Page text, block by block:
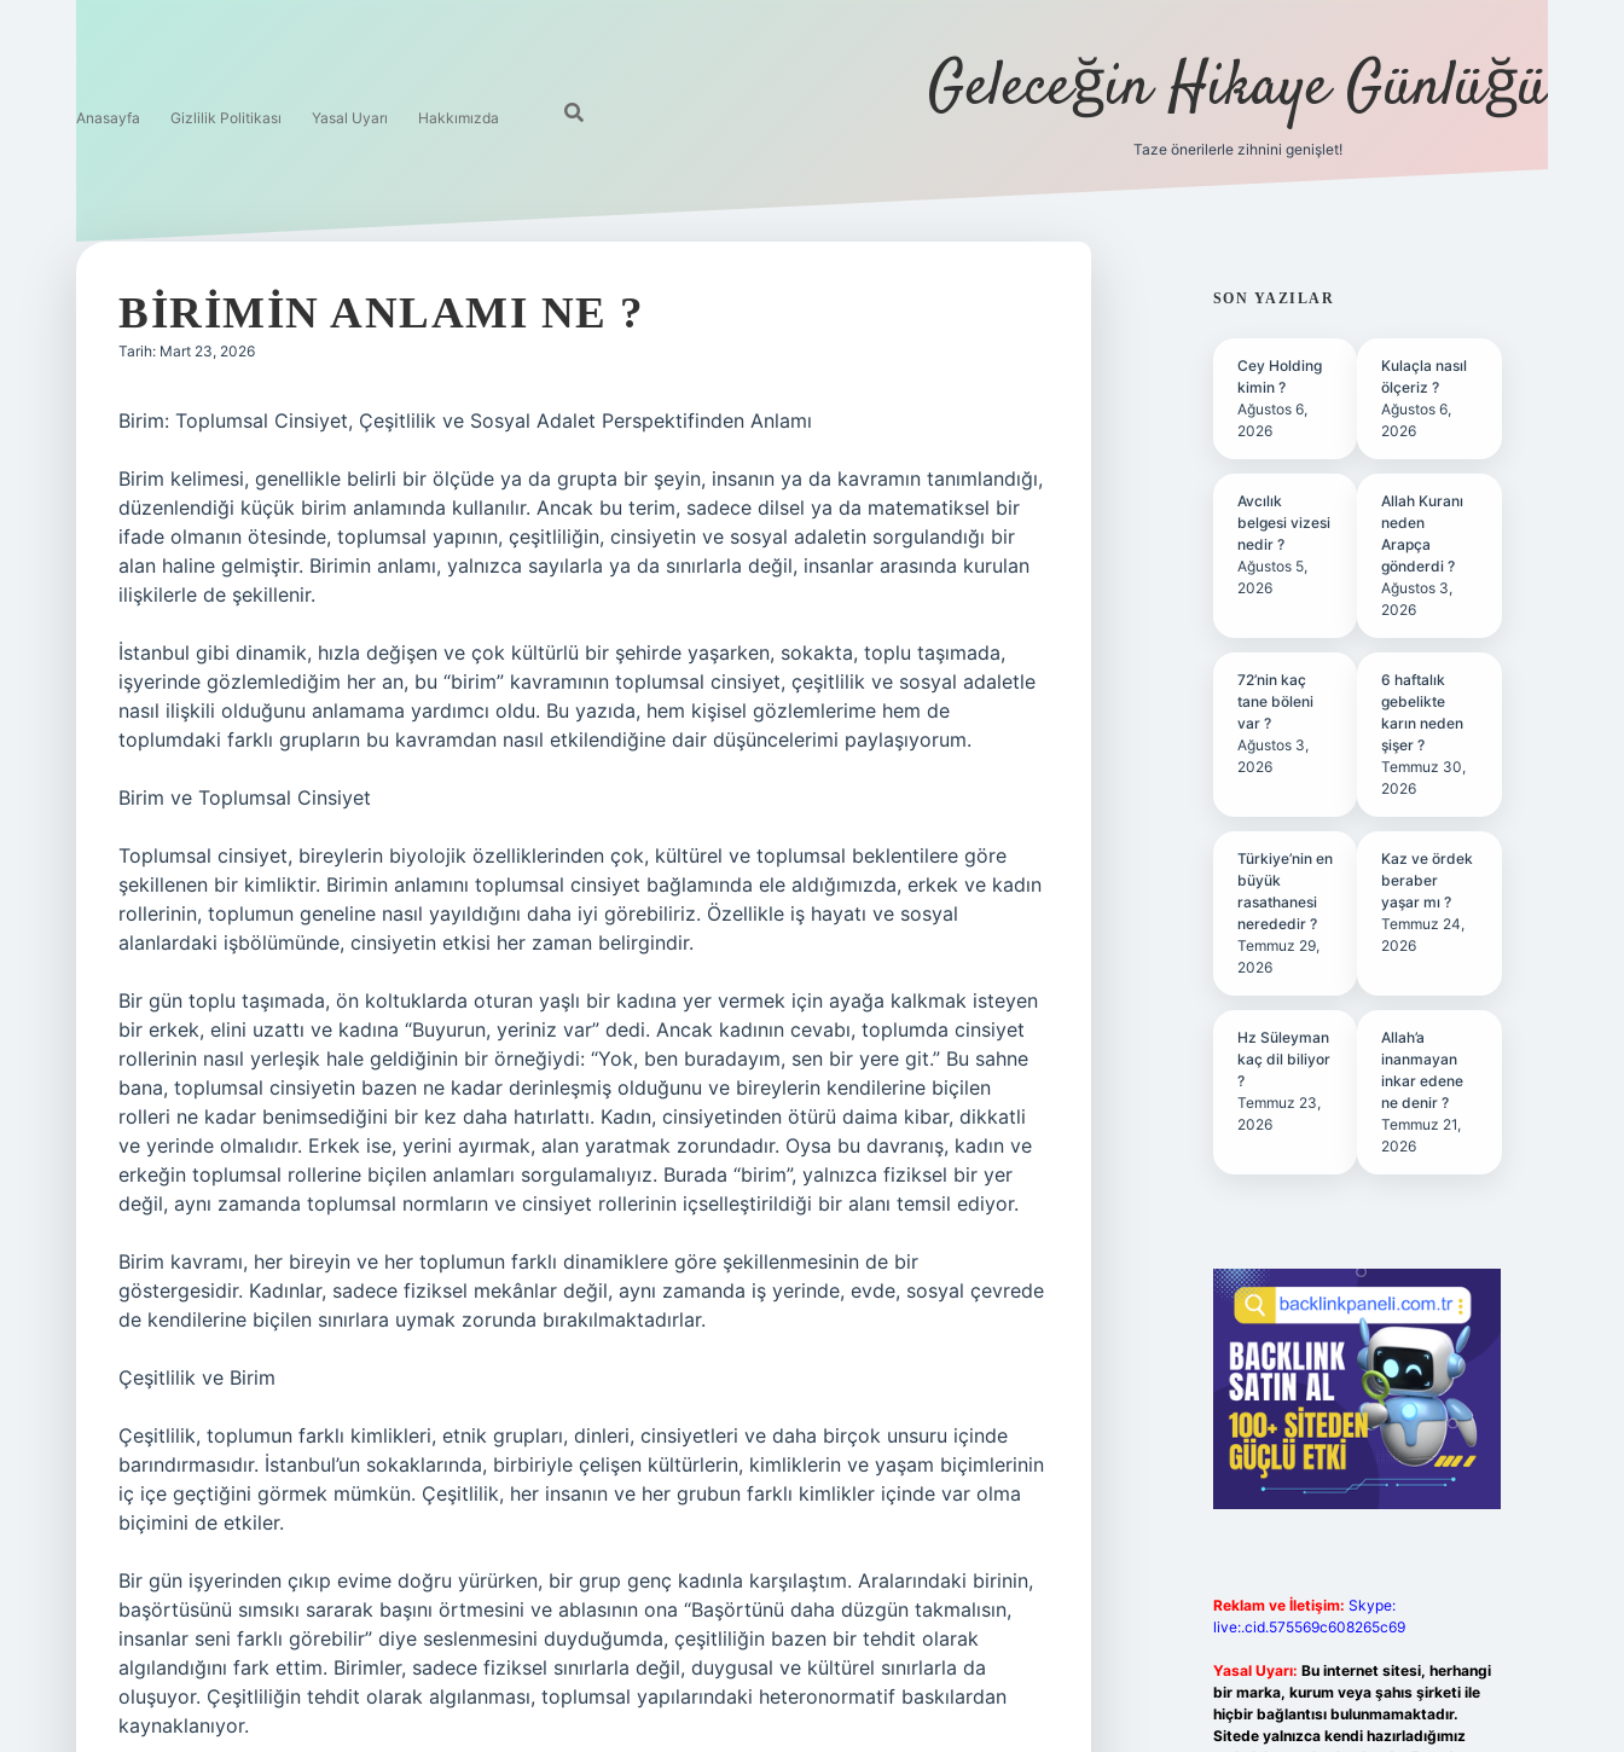
Anasayfa Gizlilik Politikası Yasal Uyarı Hakkımızda Geleceğin Hikaye Günlüğü
Taze önerilerle zihnini genişlet!
BIRIMIN ANLAMI NE ?
Tarih: Mart 23, 2026
Birim: Toplumsal Cinsiyet, Çeşitlilik ve Sosyal Adalet Perspektifinden Anlamı
Birim kelimesi, genellikle belirli bir ölçüde ya da grupta bir şeyin, insanın ya da kavramın tanımlandığı,
düzenlendiği küçük birim anlamında kullanılır. Ancak bu terim, sadece dilsel ya da matematiksel bir
ifade olmanın ötesinde, toplumsal yapının, çeşitliliğin, cinsiyetin ve sosyal adaletin sorgulandığı bir
alan haline gelmiştir. Birimin anlamı, yalnızca sayılarla ya da sınırlarla değil, insanlar arasında kurulan
ilişkilerle de şekillenir.
İstanbul gibi dinamik, hızla değişen ve çok kültürlü bir şehirde yaşarken, sokakta, toplu taşımada,
işyerinde gözlemlediğim her an, bu “birim” kavramının toplumsal cinsiyet, çeşitlilik ve sosyal adaletle
nasıl ilişkili olduğunu anlamama yardımcı oldu. Bu yazıda, hem kişisel gözlemlerime hem de
toplumdaki farklı grupların bu kavramdan nasıl etkilendiğine dair düşüncelerimi paylaşıyorum.
Birim ve Toplumsal Cinsiyet
Toplumsal cinsiyet, bireylerin biyolojik özelliklerinden çok, kültürel ve toplumsal beklentilere göre
şekillenen bir kimliktir. Birimin anlamını toplumsal cinsiyet bağlamında ele aldığımızda, erkek ve kadın
rollerinin, toplumun geneline nasıl yayıldığını daha iyi görebiliriz. Özellikle iş hayatı ve sosyal
alanlardaki işbölümünde, cinsiyetin etkisi her zaman belirgindir.
Bir gün toplu taşımada, ön koltuklarda oturan yaşlı bir kadına yer vermek için ayağa kalkmak isteyen
bir erkek, elini uzattı ve kadına “Buyurun, yeriniz var” dedi. Ancak kadının cevabı, toplumda cinsiyet
rollerinin nasıl yerleşik hale geldiğinin bir örneğiydi: “Yok, ben buradayım, sen bir yere git.” Bu sahne
bana, toplumsal cinsiyetin bazen ne kadar derinleşmiş olduğunu ve bireylerin kendilerine biçilen
rolleri ne kadar benimsediğini bir kez daha hatırlattı. Kadın, cinsiyetinden ötürü daima kibar, dikkatli
ve yerinde olmalıdır. Erkek ise, yerini ayırmak, alan yaratmak zorundadır. Oysa bu davranış, kadın ve
erkeğin toplumsal rollerine biçilen anlamları sorgulamalıyız. Burada “birim”, yalnızca fiziksel bir yer
değil, aynı zamanda toplumsal normların ve cinsiyet rollerinin içselleştirildiği bir alanı temsil ediyor.
Birim kavramı, her bireyin ve her toplumun farklı dinamiklere göre şekillenmesinin de bir
göstergesidir. Kadınlar, sadece fiziksel mekânlar değil, aynı zamanda iş yerinde, evde, sosyal çevrede
de kendilerine biçilen sınırlara uymak zorunda bırakılmaktadırlar.
Çeşitlilik ve Birim
Çeşitlilik, toplumun farklı kimlikleri, etnik grupları, dinleri, cinsiyetleri ve daha birçok unsuru içinde
barındırmasıdır. İstanbul’un sokaklarında, birbiriyle çelişen kültürlerin, kimliklerin ve yaşam biçimlerinin
iç içe geçtiğini görmek mümkün. Çeşitlilik, her insanın ve her grubun farklı kimlikler içinde var olma
biçimini de etkiler.
Bir gün işyerinden çıkıp evime doğru yürürken, bir grup genç kadınla karşılaştım. Aralarındaki birinin,
başörtüsünü sımsıkı sararak başını örtmesini ve ablasının ona “Başörtünü daha düzgün takmalısın,
insanlar seni farklı görebilir” diye seslenmesini duyduğumda, çeşitliliğin bazen bir tehdit olarak
algılandığını fark ettim. Birimler, sadece fiziksel sınırlarla değil, duygusal ve kültürel sınırlarla da
oluşuyor. Çeşitliliğin tehdit olarak algılanması, toplumsal yapılarındaki heteronormatif baskılardan
kaynaklanıyor.
SIDEBAR
SON YAZILAR
Cey Holding
kimin ?
Ağustos 6,
2026
Kulaçla nasıl
ölçeriz ?
Ağustos 6,
2026
Avcılık
belgesi vizesi
nedir ?
Ağustos 5,
2026
Allah Kuranı
neden
Arapça
gönderdi ?
Ağustos 3,
2026
72’nin kaç
tane böleni
var ?
Ağustos 3,
2026
6 haftalık
gebelikte
karın neden
şişer ?
Temmuz 30,
2026
Türkiye’nin en
büyük
rasathanesi
nerededir ?
Temmuz 29,
2026
Kaz ve ördek
beraber
yaşar mı ?
Temmuz 24,
2026
Hz Süleyman
kaç dil biliyor
?
Temmuz 23,
2026
Allah’a
inanmayan
inkar edene
ne denir ?
Temmuz 21,
2026
Reklam ve İletişim: Skype:
live:.cid.575569c608265c69
Yasal Uyarı: Bu internet sitesi, herhangi
bir marka, kurum veya şahıs şirketi ile
hiçbir bağlantısı bulunmamaktadır.
Sitede yalnızca kendi hazırladığımız